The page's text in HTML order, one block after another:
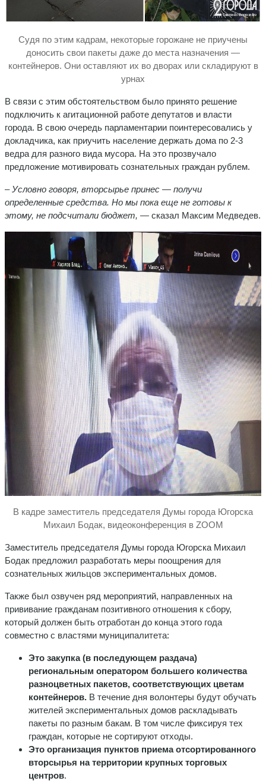
Судя по этим кадрам, некоторые горожане не приучены
доносить свои пакеты даже до места назначения —
контейнеров. Они оставляют их во дворах или складируют в
урнах
В связи с этим обстоятельством было принято решение
подключить к агитационной работе депутатов и власти
города. В свою очередь парламентарии поинтересовались у
докладчика, как приучить население держать дома по 2-3
ведра для разного вида мусора. На это прозвучало
предложение мотивировать сознательных граждан рублем.
– Условно говоря, вторсырье принес — получи
определенные средства. Но мы пока еще не готовы к
этому, не подсчитали бюджет, — сказал Максим Медведев.
В кадре заместитель председателя Думы города Югорска
Михаил Бодак, видеоконференция в ZOOM
Заместитель председателя Думы города Югорска Михаил
Бодак предложил разработать меры поощрения для
сознательных жильцов экспериментальных домов.
Также был озвучен ряд мероприятий, направленных на
прививание гражданам позитивного отношения к сбору,
который должен быть отработан до конца этого года
совместно с властями муниципалитета:
Это закупка (в последующем раздача)
региональным оператором большего количества
разноцветных пакетов, соответствующих цветам
контейнеров. В течение дня волонтеры будут обучать
жителей экспериментальных домов раскладывать
пакеты по разным бакам. В том числе фиксируя тех
граждан, которые не сортируют отходы.
Это организация пунктов приема отсортированного
вторсырья на территории крупных торговых
центров.